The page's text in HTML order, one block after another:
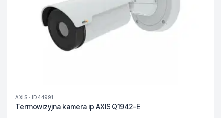
AXIS · ID 44991
Termowizyjna kamera ip AXIS Q1942-E